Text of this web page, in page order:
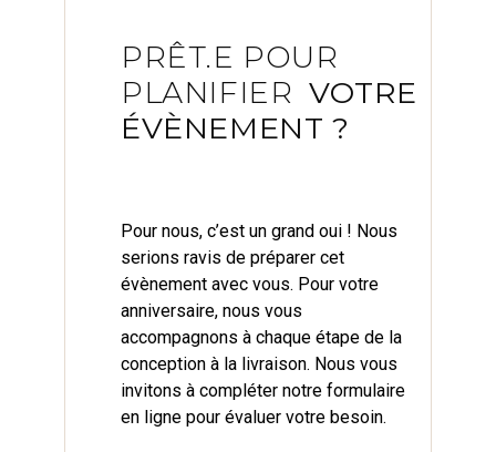
PRÊT.E POUR
PLANIFIERVOTRE
ÉVÈNEMENT ?
Pour nous, c’est un grand oui ! Nous
serions ravis de préparer cet
évènement avec vous. Pour votre
anniversaire, nous vous
accompagnons à chaque étape de la
conception à la livraison. Nous vous
invitons à compléter notre formulaire
en ligne pour évaluer votre besoin.